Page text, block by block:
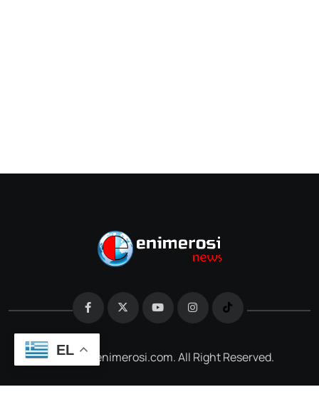
@2026 e-enimerosi.com. All Right Reserved.
EL